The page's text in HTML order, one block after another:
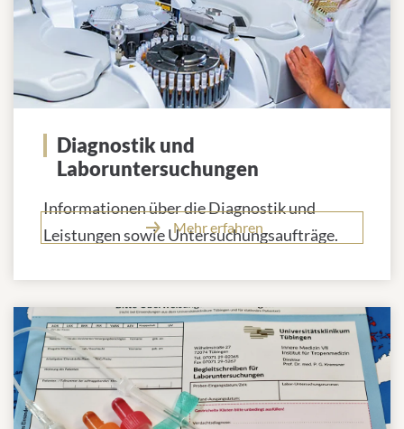
Diagnostik und
Laboruntersuchungen
Informationen über die Diagnostik und
Leistungen sowie Untersuchungsaufträge.
Mehr erfahren